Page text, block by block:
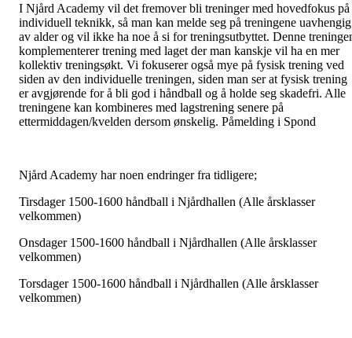
I Njård Academy vil det fremover bli treninger med hovedfokus på
individuell teknikk, så man kan melde seg på treningene uavhengig
av alder og vil ikke ha noe å si for treningsutbyttet. Denne
komplementerer trening med laget der man kanskje vil ha en mer
kollektiv treningsøkt. Vi fokuserer også mye på fysisk trening ved
siden av den individuelle treningen, siden man ser at fysisk trening
er avgjørende for å bli god i håndball og å holde seg skadefri. Alle
treningene kan kombineres med lagstrening senere på
ettermiddagen/kvelden dersom ønskelig. Påmelding i Spond
Njård Academy har noen endringer fra tidligere;
Tirsdager 1500-1600 håndball i Njårdhallen (Alle årsklasser
velkommen)
Onsdager 1500-1600 håndball i Njårdhallen (Alle årsklasser
velkommen)
Torsdager 1500-1600 håndball i Njårdhallen (Alle årsklasser
velkommen)